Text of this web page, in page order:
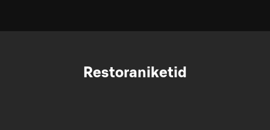
Restoraniketid